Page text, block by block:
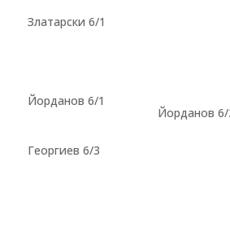
Златарски 6/1
Йорданов 6/1
Йорданов
Георгиев 6/3